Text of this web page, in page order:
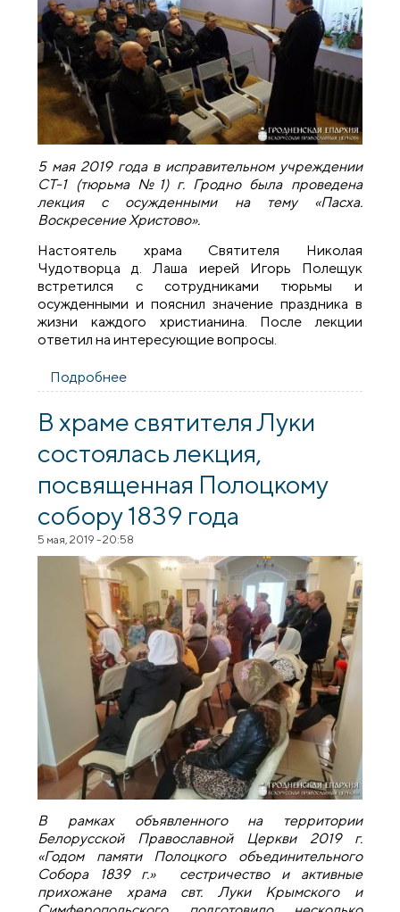
5 мая 2019 года в исправительном учреждении
СТ-1 (тюрьма №1) г. Гродно была проведена
лекция с осужденными на тему «Пасха.
Воскресение Христово».
Настоятель храма Святителя Николая
Чудотворца д. Лаша иерей Игорь Полещук
встретился с сотрудниками тюрьмы и
осужденными и пояснил значение праздника в
жизни каждого христианина. После лекции
ответил на интересующие вопросы.
Подробнее
тюрьме №1 города Гродно
В храме святителя Луки
состоялась лекция,
посвященная Полоцкому
собору 1839 года
5 мая, 2019 - 20:58
В рамках объявленного на территории
Белорусской Православной Церкви 2019 г.
«Годом памяти Полоцкого объединительного
Собора 1839 г.» сестричество и активные
прихожане храма свт. Луки Крымского и